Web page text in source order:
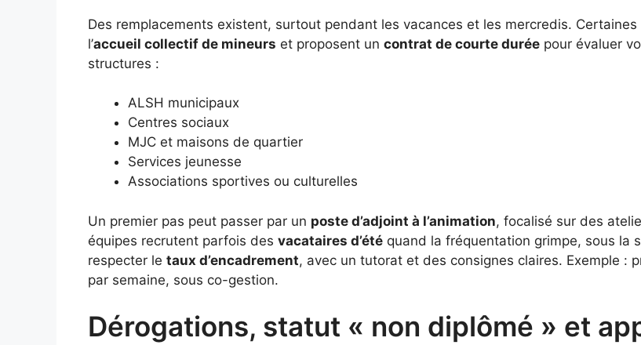
Des remplacements existent, surtout pendant les vacances et les mercredis.
l’accueil collectif de mineurs et proposent un contrat de courte durée pour évaluer
structures :
ALSH municipaux
Centres sociaux
MJC et maisons de quartier
Services jeunesse
Associations sportives ou culturelles
Un premier pas peut passer par un poste d’adjoint à l’animation, focalisé sur des
équipes recrutent parfois des vacataires d’été quand la fréquentation grimpe, sous la
respecter le taux d’encadrement, avec un tutorat et des consignes claires. Exemple :
par semaine, sous co-gestion.
Dérogations, statut « non diplômé » et